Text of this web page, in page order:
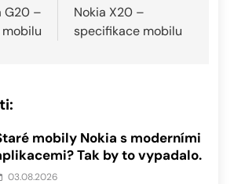
G20 –
Nokia X20 –
specifikace mobilu
mobily Nokia s moderními
Tak by to vypadalo.
03.08.2026